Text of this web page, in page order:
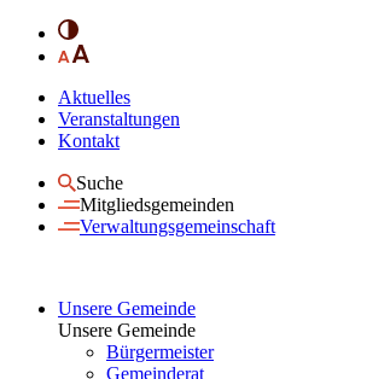
Aktuelles
Veranstaltungen
Kontakt
Suche
Mitgliedsgemeinden
Verwaltungsgemeinschaft
Unsere Gemeinde
Unsere Gemeinde
Bürgermeister
Gemeinderat